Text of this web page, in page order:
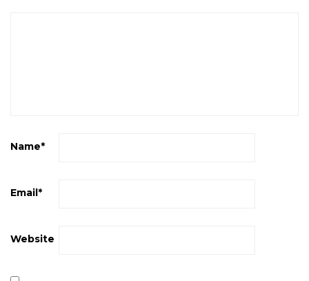
Name*
Email*
Website